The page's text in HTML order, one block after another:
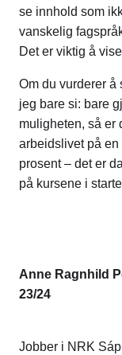
se innhold som
vanskelig
Det er viktig å
Om du vurderer å
jeg bare si: bare
muligheten, så er
arbeidslivet på
prosent – det er
på kursene i
Anne Ragnhild
23/24
Jobber i NRK